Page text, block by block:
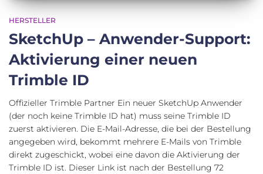
HERSTELLER
SketchUp – Anwender-Support:
Aktivierung einer neuen
Trimble ID
Offizieller Trimble Partner Ein neuer SketchUp Anwender
(der noch keine Trimble ID hat) muss seine Trimble ID
zuerst aktivieren. Die E-Mail-Adresse, die bei der Bestellung
angegeben wird, bekommt mehrere E-Mails von Trimble
direkt zugeschickt, wobei eine davon die Aktivierung der
Trimble ID ist. Dieser Link ist nach der Bestellung 72